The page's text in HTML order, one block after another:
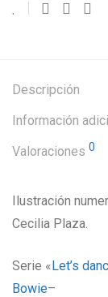
Descripción
Información
Valoraciones 0
Ilustración
Cecilia Plaza.
Serie «Let’s
Bowie–